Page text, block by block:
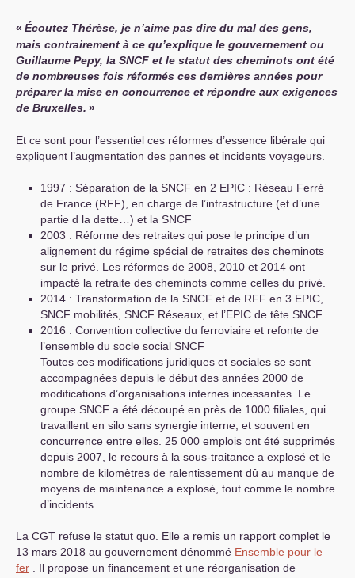
« Écoutez Thérèse, je n’aime pas dire du mal des gens,
mais contrairement à ce qu’explique le gouvernement ou
Guillaume Pepy, la SNCF et le statut des cheminots ont été
de nombreuses fois réformés ces dernières années pour
préparer la mise en concurrence et répondre aux exigences
de Bruxelles. »
Et ce sont pour l’essentiel ces réformes d’essence libérale qui
expliquent l’augmentation des pannes et incidents voyageurs.
1997 : Séparation de la SNCF en 2 EPIC : Réseau Ferré
de France (RFF), en charge de l’infrastructure (et d’une
partie d la dette…) et la SNCF
2003 : Réforme des retraites qui pose le principe d’un
alignement du régime spécial de retraites des cheminots
sur le privé. Les réformes de 2008, 2010 et 2014 ont
impacté la retraite des cheminots comme celles du privé.
2014 : Transformation de la SNCF et de RFF en 3 EPIC
SNCF mobilités, SNCF Réseaux, et l’EPIC de tête SNCF
2016 : Convention collective du ferroviaire et refonte de
l’ensemble du socle social SNCF
Toutes ces modifications juridiques et sociales se sont
accompagnées depuis le début des années 2000 de
modifications d’organisations internes incessantes. Le
groupe SNCF a été découpé en près de 1000 filiales, qui
travaillent en silo sans synergie interne, et souvent en
concurrence entre elles. 25 000 emplois ont été supprimés
depuis 2007, le recours à la sous-traitance a explosé et le
nombre de kilomètres de ralentissement dû au manque de
moyens de maintenance a explosé, tout comme le nombre
d’incidents.
La CGT refuse le statut quo. Elle a remis un rapport complet le
13 mars 2018 au gouvernement dénommé Ensemble pour le
fer . Il propose un financement et une réorganisation de